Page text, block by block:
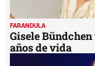
FARANDULA
Gisele
años de vida